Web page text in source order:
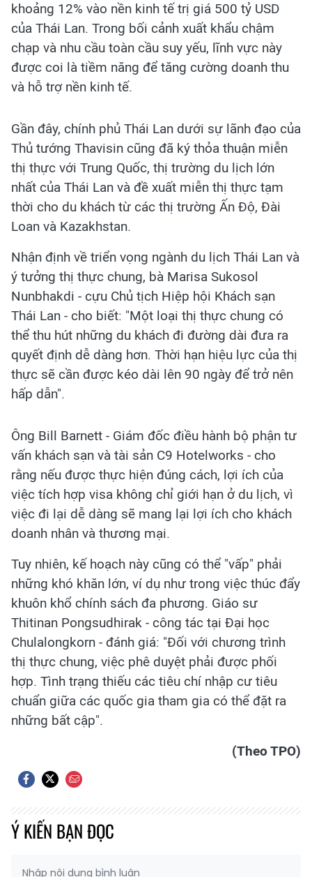
khoảng 12% vào nền kinh tế trị giá 500 tỷ USD
của Thái Lan. Trong bối cảnh xuất khẩu chậm
chạp và nhu cầu toàn cầu suy yếu, lĩnh vực này
được coi là tiềm năng để tăng cường doanh thu
và hỗ trợ nền kinh tế.
Gần đây, chính phủ Thái Lan dưới sự lãnh đạo của
Thủ tướng Thavisin cũng đã ký thỏa thuận miễn
thị thực với Trung Quốc, thị trường du lịch lớn
nhất của Thái Lan và đề xuất miễn thị thực tạm
thời cho du khách từ các thị trường Ấn Độ, Đài
Loan và Kazakhstan.
Nhận định về triển vọng ngành du lịch Thái Lan và
ý tưởng thị thực chung, bà Marisa Sukosol
Nunbhakdi - cựu Chủ tịch Hiệp hội Khách sạn
Thái Lan - cho biết: "Một loại thị thực chung có
thể thu hút những du khách đi đường dài đưa ra
quyết định dễ dàng hơn. Thời hạn hiệu lực của thị
thực sẽ cần được kéo dài lên 90 ngày để trở nên
hấp dẫn".
Ông Bill Barnett - Giám đốc điều hành bộ phận tư
vấn khách sạn và tài sản C9 Hotelworks - cho
rằng nếu được thực hiện đúng cách, lợi ích của
việc tích hợp visa không chỉ giới hạn ở du lịch, vì
việc đi lại dễ dàng sẽ mang lại lợi ích cho khách
doanh nhân và thương mại.
Tuy nhiên, kế hoạch này cũng có thể "vấp" phải
những khó khăn lớn, ví dụ như trong việc thúc đẩy
khuôn khổ chính sách đa phương. Giáo sư
Thitinan Pongsudhirak - công tác tại Đại học
Chulalongkorn - đánh giá: "Đối với chương trình
thị thực chung, việc phê duyệt phải được phối
hợp. Tình trạng thiếu các tiêu chí nhập cư tiêu
chuẩn giữa các quốc gia tham gia có thể đặt ra
những bất cập".
(Theo TPO)
Ý KIẾN BẠN ĐỌC